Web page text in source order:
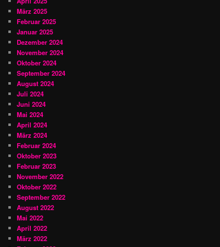
März 2025
Februar 2025
Januar 2025
Dezember 2024
November 2024
Oktober 2024
September 2024
August 2024
Juli 2024
Juni 2024
Mai 2024
April 2024
März 2024
Februar 2024
Oktober 2023
Februar 2023
November 2022
Oktober 2022
September 2022
August 2022
Mai 2022
April 2022
März 2022